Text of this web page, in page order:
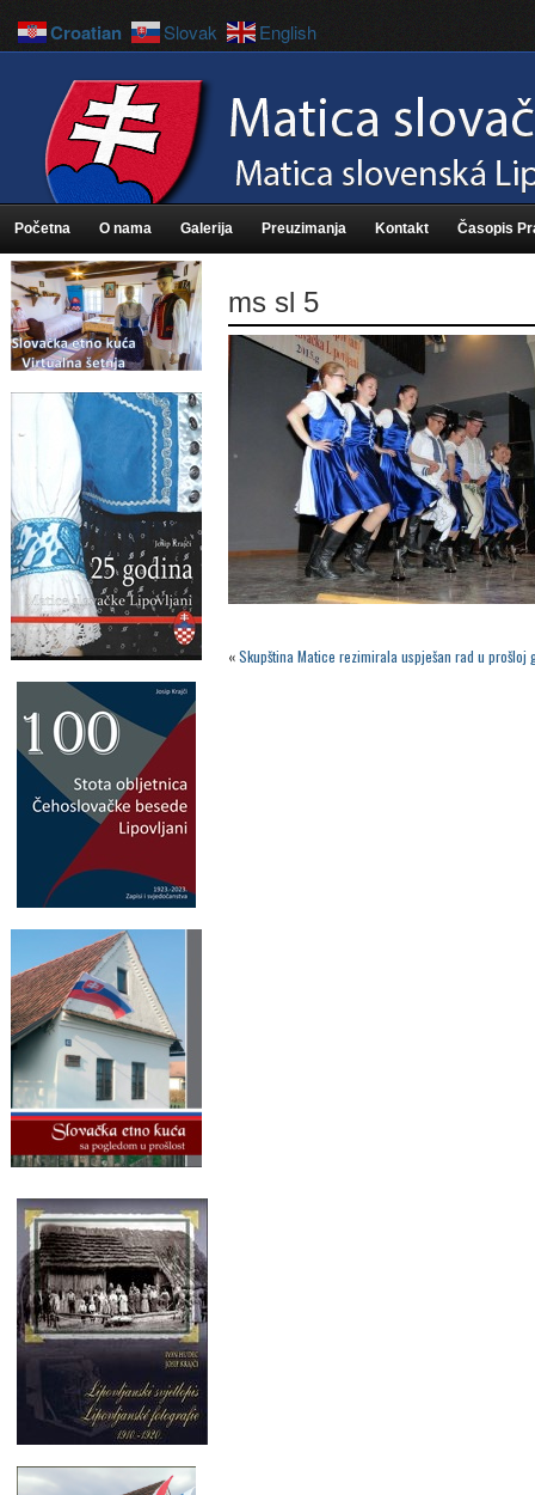
Početna O nama Galerija Preuzimanja Kontakt Časopis
ms sl 5
«Skupština Matice rezimirala uspješan rad u prošloj
Croatian Slovak English